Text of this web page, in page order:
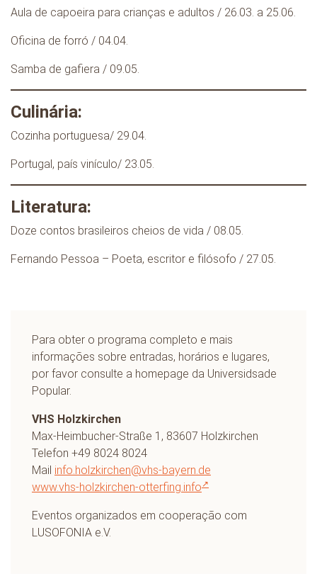
Aula de capoeira para crianças e adultos / 26.03. a 25.06.
Oficina de forró / 04.04.
Samba de gafiera / 09.05.
Culinária:
Cozinha portuguesa/ 29.04.
Portugal, país vinículo/ 23.05.
Literatura:
Doze contos brasileiros cheios de vida / 08.05.
Fernando Pessoa – Poeta, escritor e filósofo / 27.05.
Para obter o programa completo e mais
informações sobre entradas, horários e lugares,
por favor consulte a homepage da Universidsade
Popular.
VHS Holzkirchen
Max-Heimbucher-Straße 1, 83607 Holzkirchen
Telefon +49 8024 8024
Mail info.holzkirchen@vhs-bayern.de
www.vhs-holzkirchen-otterfing.info
Eventos organizados em cooperação com
LUSOFONIA e.V.